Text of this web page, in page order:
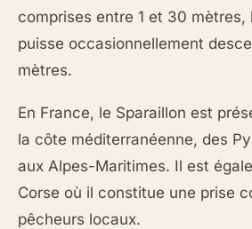
comprises entre 1 et 30 mètres,
puisse occasionnellement
mètres.
En France, le Sparaillon est
la côte méditerranéenne, des
aux Alpes-Maritimes. Il est
Corse où il constitue une prise
pêcheurs locaux.